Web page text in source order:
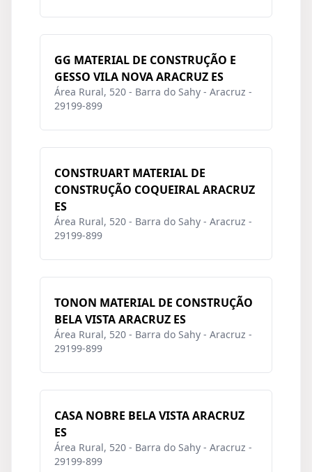
GG MATERIAL DE CONSTRUÇÃO E
GESSO VILA NOVA ARACRUZ ES
Área Rural, 520 - Barra do Sahy - Aracruz -
29199-899
CONSTRUART MATERIAL DE
CONSTRUÇÃO COQUEIRAL ARACRUZ
ES
Área Rural, 520 - Barra do Sahy - Aracruz -
29199-899
TONON MATERIAL DE CONSTRUÇÃO
BELA VISTA ARACRUZ ES
Área Rural, 520 - Barra do Sahy - Aracruz -
29199-899
CASA NOBRE BELA VISTA ARACRUZ
ES
Área Rural, 520 - Barra do Sahy - Aracruz -
29199-899